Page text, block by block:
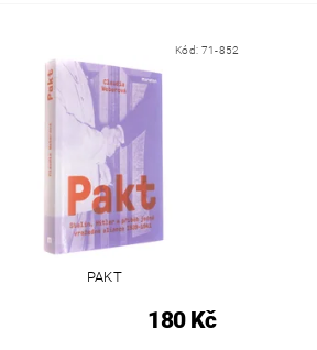
Kód: 71-852
PAKT
180 Kč